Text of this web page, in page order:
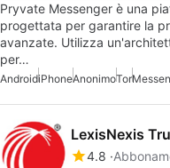
Pryvate Messenger è una
progettata per garantire la
avanzate. Utilizza
per…
AndroidiPhoneAnonimoTor
LexisNexis
4.8